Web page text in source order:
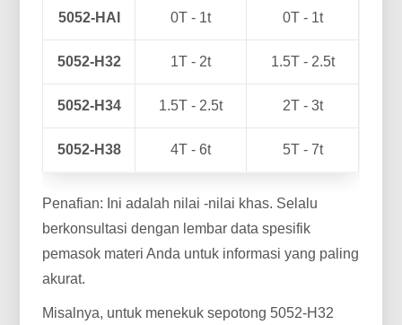
5052-HAI 0T - 1t 0T - 1t
5052-H32 1T - 2t 1.5T - 2.5t
5052-H34 1.5T - 2.5t 2T - 3t
5052-H38 4T - 6t 5T - 7t
Penafian: Ini adalah nilai -nilai khas. Selalu
berkonsultasi dengan lembar data spesifik
pemasok materi Anda untuk informasi yang paling
akurat.
Misalnya, untuk menekuk sepotong 5052-H32